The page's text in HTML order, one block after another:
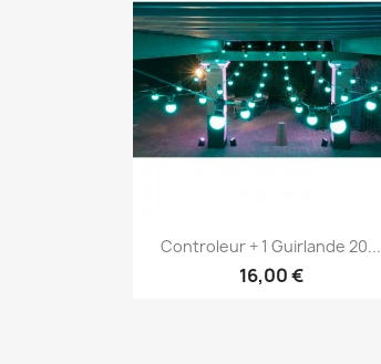
Vorschau
Controleur + 1 Guirlande 20...
16,00 €